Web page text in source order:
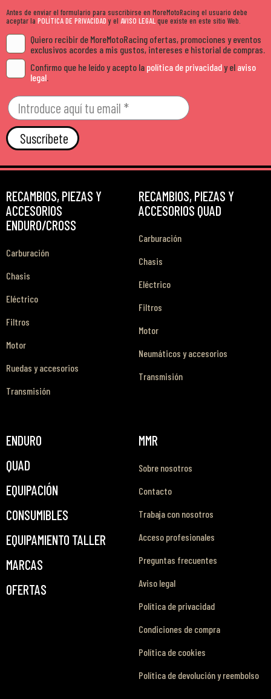
Antes de enviar el formulario para suscribirse en MoreMotoRacing el usuario debe
aceptar la POLÍTICA DE PRIVACIDADy el AVISO LEGALque existe en este sitio Web.
Quiero recibir de MoreMotoRacing ofertas, promociones y eventos
exclusivos acordes a mis gustos, intereses e historial de compras.
Confirmo que he leído y acepto la política de privacidady el aviso
legal.
Suscríbete
RECAMBIOS, PIEZAS Y
ACCESORIOS
ENDURO/CROSS
Carburación
Chasis
Eléctrico
Filtros
Motor
Ruedas y accesorios
Transmisión
RECAMBIOS, PIEZAS Y
ACCESORIOS QUAD
Carburación
Chasis
Eléctrico
Filtros
Motor
Neumáticos y accesorios
Transmisión
ENDURO
QUAD
EQUIPACIÓN
CONSUMIBLES
EQUIPAMIENTO TALLER
MARCAS
OFERTAS
MMR
Sobre nosotros
Contacto
Trabaja con nosotros
Acceso profesionales
Preguntas frecuentes
Aviso legal
Política de privacidad
Condiciones de compra
Política de cookies
Política de devolución y reembolso